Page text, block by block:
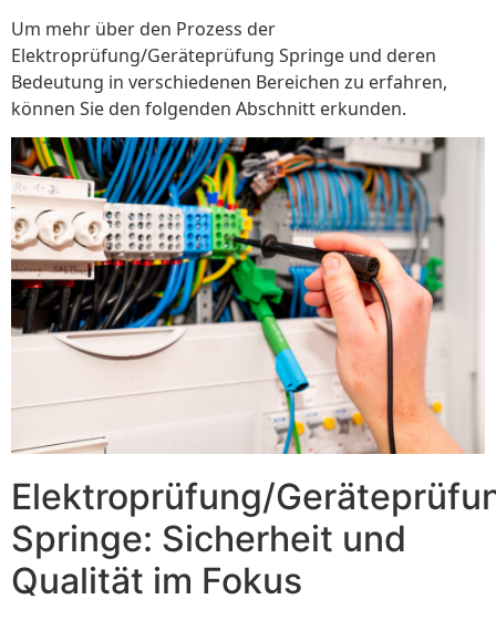
Um mehr über den Prozess der
Elektroprüfung/Geräteprüfung Springe und deren
Bedeutung in verschiedenen Bereichen zu erfahren,
können Sie den folgenden Abschnitt erkunden.
Elektroprüfung/
Springe: Sicherheit und
Qualität im Fokus